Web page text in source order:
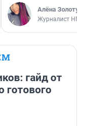
Алёна
Журналист НГС
гайд от
готового